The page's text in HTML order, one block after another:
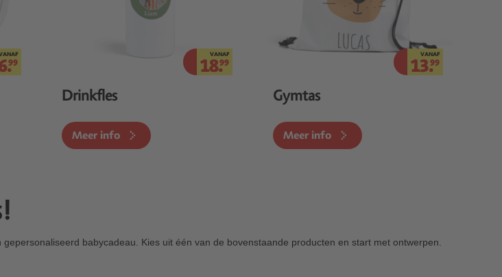
99
VANAF
18.99
Drinkfles
Meer info
VANAF
13.99
Gymtas
Meer info
babycadeau. Kies uit één van de bovenstaande producten en start met ontwerpen.